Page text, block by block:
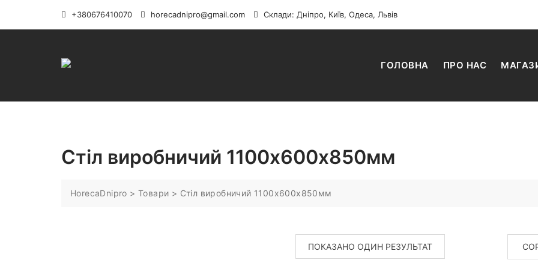
+380676410070 horecadnipro@gmail.com Склади: Дніпро, Київ, Одеса, Львів
ГОЛОВНА ПРО НАС
Стіл виробничий 1100х600х850мм
HorecaDnipro >Товари > Стіл виробничий 1100х600х850мм
ПОКАЗАНО ОДИН РЕЗУЛЬТАТ